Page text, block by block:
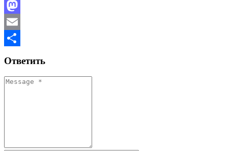
Facebook
Mastodon
Email
Ответить